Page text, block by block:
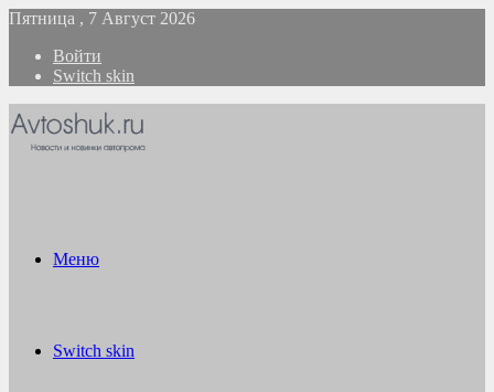
Пятница , 7 Август 2026
Войти
Switch skin
Меню
Switch skin